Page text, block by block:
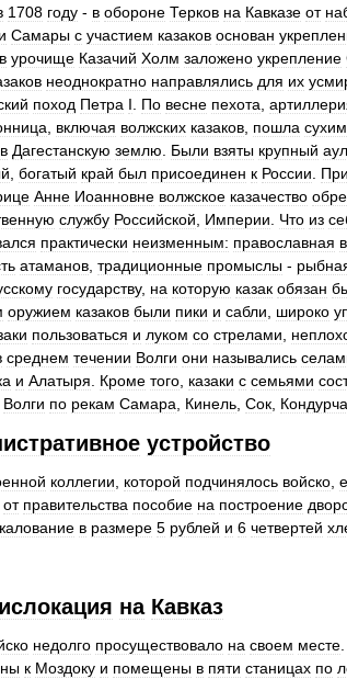
1708 году - в обороне Терков на Кавказе от
Самары с участием казаков основан
в урочище Казачий Холм заложено укрепление
неоднократно направлялись для их
поход Петра I По весне пехота
включая волжских казаков пошла сухим
в Дагестанскую землю Были взяты крупный аул
богатый край был присоединен к России При
Анне Иоанновне волжское казачество
службу Российской Империи Что из
практически неизменным: православная
атаманов традиционные промыслы -
государству, на которую казак обязан
оружием казаков были пики и сабли широко
пользоваться и луком со стрелами
среднем течении Волги они назывались
и Алатыря Кроме того казаки с семьями
Волги по рекам Самара Кинель Сок Кондурча
устройство
коллегии которой подчинялось войско
от правительства пособие на построение
в размере 5 рублей и 6 четвертей
на Кавказ
недолго просуществовало на своем месте
к Моздоку и помещены в пяти станицах по